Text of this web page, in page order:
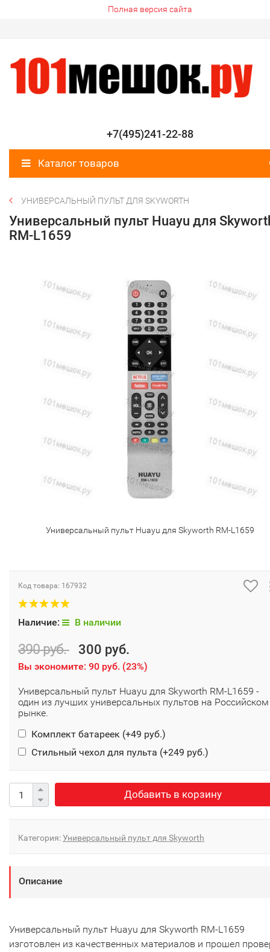
Полная версия сайта
+7(495)241-22-88
Каталог товаров
УНИВЕРСАЛЬНЫЙ ПУЛЬТ ДЛЯ SKYWORTH
Универсальный пульт Huayu для
RM-L1659
Универсальный пульт Huayu для Skyworth RM-L1659
Код товара: 167932
Наличие: В наличии
390 руб. 300 руб.
Вы экономите: 90 руб. (23%)
Универсальный пульт Huayu для Skyworth RM-L1659 -
один из лучших универсальных пультов на Российском
рынке.
Комплект батареек (+49 руб.)
Стильный чехол для пульта (+249 руб.)
Добавить в корзину
Категория:Универсальный пульт для Skyworth
Описание
Универсальный пульт Huayu для Skyworth RM-L1659
изготовлен из качественных материалов и прошел